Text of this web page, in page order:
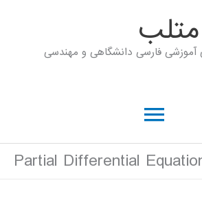
متلب
آموزشی فارسی دانشگاهی و مهندسی
فهرست
اصلی
Partial Differential